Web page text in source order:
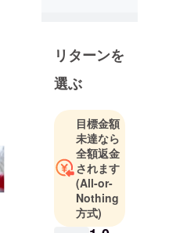
同、新商品
を行うため
ファンディ
ングに登録
いたしまし
た。
夢は世界販
売！！
リターンを
選ぶ
目標金額
未達なら
全額返金
されます
(All-or-
Nothing
方式)